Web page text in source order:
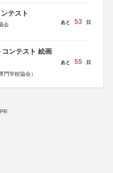
テスト
会
あと 53 日
ンテスト 絵画
門学校協会）
あと 55 日
PR